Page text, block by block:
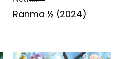
Ranma ½ (2024)